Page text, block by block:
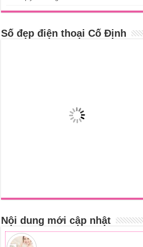
Số đẹp điện thoại Cố Định
Cách làm trắng da tại nhà từ nguyên liệu dễ tìm